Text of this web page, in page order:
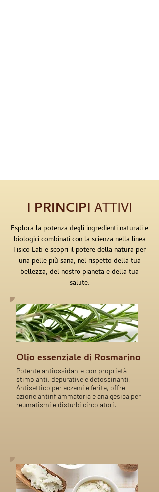
I PRINCIPI ATTIVI
Esplora la potenza degli ingredienti naturali e
biologici combinati con la scienza nella linea
Fisico Lab e scopri il potere della natura per
una pelle più sana, nel rispetto della tua
bellezza, del nostro pianeta e della tua
salute.
Olio essenziale di Rosmarino
Potente antiossidante con proprietà
stimolanti, depurative e detossinanti.
Antisettico per eczemi e ferite, offre
azione antinfiammatoria e analgesica per
reumatismi e disturbi circolatori.